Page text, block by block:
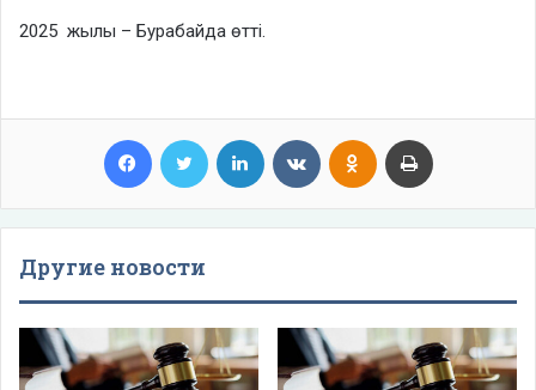
2025 жылы – Бурабайда өтті.
Facebook Twitter LinkedIn VKontakteOdnoklassniki
Другие новости